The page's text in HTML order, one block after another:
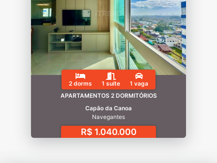
2 dorms 1 suíte
1 vaga
APARTAMENTOS 2 DORMITÓRIOS
Capão da Canoa
Navegantes
R$ 1.040.000